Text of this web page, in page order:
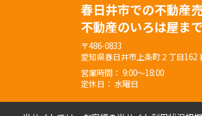
春日井市での不動産
不動産のいろは屋まで
〒486-0833
愛知県春日井市上条町２丁目162
営業時間： 9:00～18:00
定休日： 水曜日